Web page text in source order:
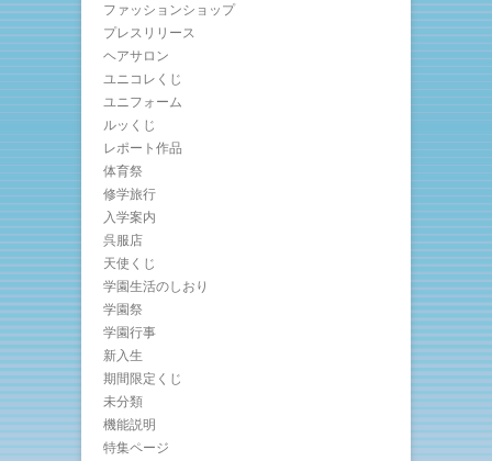
ファッションショップ
プレスリリース
ヘアサロン
ユニコレくじ
ユニフォーム
ルッくじ
レポート作品
体育祭
修学旅行
入学案内
呉服店
天使くじ
学園生活のしおり
学園祭
学園行事
新入生
期間限定くじ
未分類
機能説明
特集ページ